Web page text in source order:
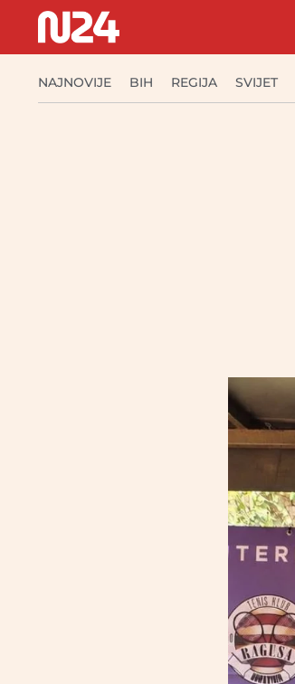
NAJNOVIJE BIH REGIJA SVIJET